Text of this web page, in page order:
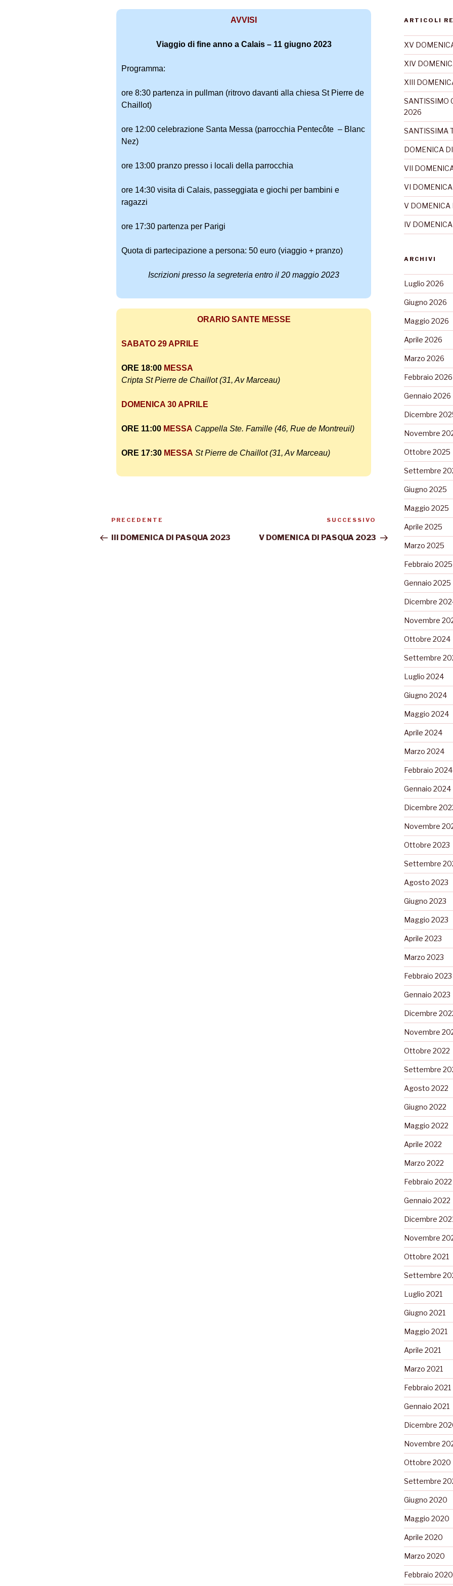
a
n
a
AVVISI
Viaggio di fine anno a Calais – 11 giugno 2023
Programma:
ore 8:30 partenza in pullman (ritrovo davanti alla chiesa St Pierre de
Chaillot)
ore 12:00 celebrazione Santa Messa (parrocchia Pentecôte – Blanc
Nez)
ore 13:00 pranzo presso i locali della parrocchia
ore 14:30 visita di Calais, passeggiata e giochi per bambini e
ragazzi
ore 17:30 partenza per Parigi
Quota di partecipazione a persona: 50 euro (viaggio + pranzo)
Iscrizioni presso la segreteria entro il 20 maggio 2023
ORARIO SANTE MESSE
SABATO 29 APRILE
ORE 18:00 MESSA
Cripta St Pierre de Chaillot (31, Av Marceau)
DOMENICA 30 APRILE
ORE 11:00 MESSA Cappella Ste. Famille (46, Rue de Montreuil)
ORE 17:30 MESSA St Pierre de Chaillot (31, Av Marceau)
PRECEDENTE
III DOMENICA DI PASQUA 2023
SUCCESSIVO
V DOMENICA DI PASQUA 2023
ARTICOLI
XV
XIV
XIII
SANTISSIMO
2026
SANTISSIMA
DOMENICA
VII
VI
V DOMENICA
IV
ARCHIVI
Luglio 2026
Giugno 2026
Maggio 2026
Aprile 2026
Marzo 2026
Febbraio 2026
Gennaio 2026
Dicembre
Novembre
Ottobre 2025
Settembre
Giugno 2025
Maggio 2025
Aprile 2025
Marzo 2025
Febbraio 2025
Gennaio 2025
Dicembre
Novembre
Ottobre 2024
Settembre
Luglio 2024
Giugno 2024
Maggio 2024
Aprile 2024
Marzo 2024
Febbraio 2024
Gennaio 2024
Dicembre
Novembre
Ottobre 2023
Settembre
Agosto 2023
Giugno 2023
Maggio 2023
Aprile 2023
Marzo 2023
Febbraio 2023
Gennaio 2023
Dicembre
Novembre
Ottobre 2022
Settembre
Agosto 2022
Giugno 2022
Maggio 2022
Aprile 2022
Marzo 2022
Febbraio 2022
Gennaio 2022
Dicembre
Novembre
Ottobre 2021
Settembre
Luglio 2021
Giugno 2021
Maggio 2021
Aprile 2021
Marzo 2021
Febbraio 2021
Gennaio 2021
Dicembre
Novembre
Ottobre 2020
Settembre
Giugno 2020
Maggio 2020
Aprile 2020
Marzo 2020
Febbraio 2020